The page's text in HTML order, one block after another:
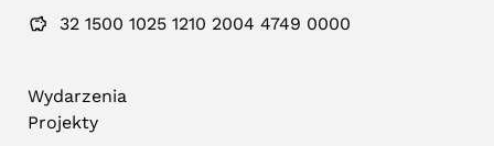
32 1500 1025 1210 2004 4749 0000
Wydarzenia
Projekty